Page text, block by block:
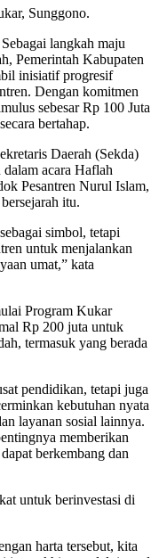
Sunggono.
langkah maju
Pemerintah Kabupaten
inisiatif progresif
Dengan komitmen
sebesar Rp 100 Juta
bertahap.
Daerah (Sekda)
acara Haflah
Pesantren Nurul Islam,
itu.
simbol, tetapi
untuk menjalankan
umat,” kata
Program Kukar
Rp 200 juta untuk
termasuk yang berada
pendidikan, tetapi juga
kebutuhan nyata
layanan sosial lainnya.
memberikan
berkembang dan
untuk berinvestasi di
harta tersebut, kita